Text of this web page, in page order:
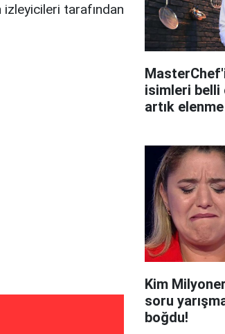
tarafından
isimleri belli
artık elenme
Kim
soru
boğdu!